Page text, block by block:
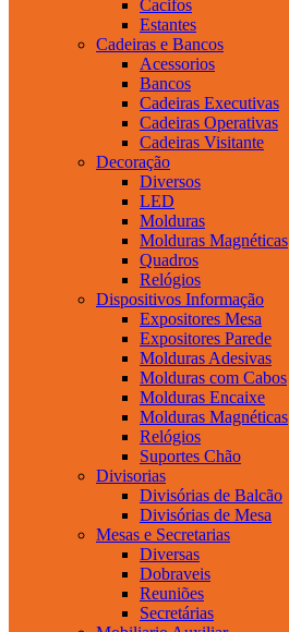
Cacifos
Estantes
Cadeiras e Bancos
Acessorios
Bancos
Cadeiras Executivas
Cadeiras Operativas
Cadeiras Visitante
Decoração
Diversos
LED
Molduras
Molduras Magnéticas
Quadros
Relógios
Dispositivos Informação
Expositores Mesa
Expositores Parede
Molduras Adesivas
Molduras com Cabos
Molduras Encaixe
Molduras Magnéticas
Relógios
Suportes Chão
Divisorias
Divisórias de Balcão
Divisórias de Mesa
Mesas e Secretarias
Diversas
Dobraveis
Reuniões
Secretárias